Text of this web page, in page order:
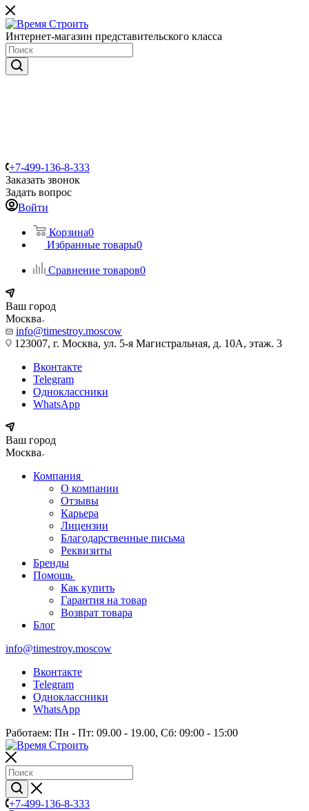
Интернет-магазин представительского класса
+7-499-136-8-333
Заказать звонок
Задать вопрос
Войти
Корзина0
Избранные товары0
Сравнение товаров0
Ваш город
Москва
info@timestroy.moscow
123007, г. Москва, ул. 5-я Магистральная, д. 10А, этаж. 3
Вконтакте
Telegram
Одноклассники
WhatsApp
Ваш город
Москва
Компания
О компании
Отзывы
Карьера
Лицензии
Благодарственные письма
Реквизиты
Бренды
Помощь
Как купить
Гарантия на товар
Возврат товара
Блог
info@timestroy.moscow
Вконтакте
Telegram
Одноклассники
WhatsApp
Работаем: Пн - Пт: 09.00 - 19.00, Сб: 09:00 - 15:00
+7-499-136-8-333